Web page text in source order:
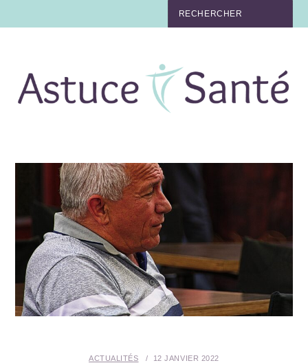
TABAC
NUTRITION
MÉDECINE
MÉDECINE DOUCE
BIEN-ÊTRE
ACTUALITÉS 12 JANVIER 2022